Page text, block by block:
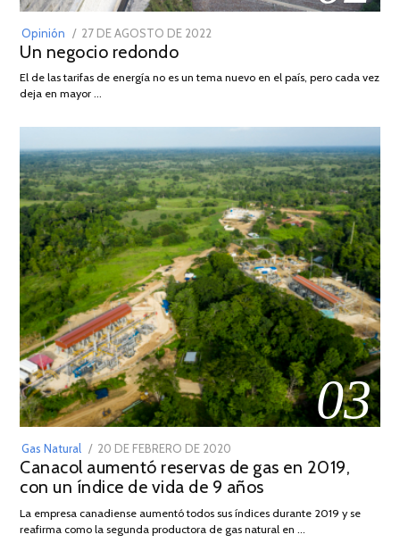
Opinión
POSTED
ON
27 DE AGOSTO DE 2022
DE
Un negocio redondo
El de las tarifas de energía no es un tema nuevo en el país, pero cada vez
deja en mayor …
03
Gas Natural
POSTED
ON
20 DE FEBRERO DE 2020
DE
JULIO
2025
Canacol aumentó reservas de gas en 2019,
con un índice de vida de 9 años
La empresa canadiense aumentó todos sus índices durante 2019 y se
reafirma como la segunda productora de gas natural en …